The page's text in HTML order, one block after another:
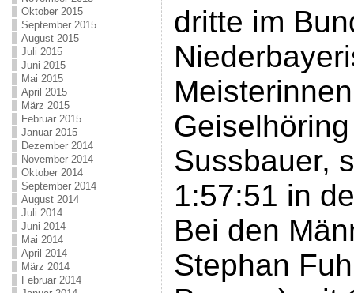
Oktober 2015
September 2015
August 2015
Juli 2015
Juni 2015
Mai 2015
April 2015
März 2015
Februar 2015
Januar 2015
Dezember 2014
November 2014
Oktober 2014
September 2014
August 2014
Juli 2014
Juni 2014
Mai 2014
April 2014
März 2014
Februar 2014
dritte im
Sussbauer,
1:57:51 in
Bei den
Stephan